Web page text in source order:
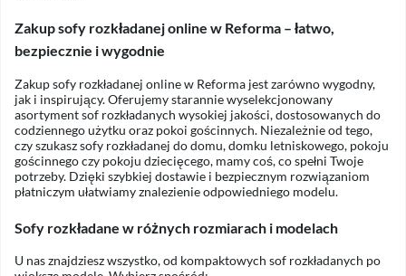
Zakup sofy rozkładanej online w Reforma – łatwo,
bezpiecznie i wygodnie
Zakup sofy rozkładanej online w Reforma jest zarówno wygodny,
jak i inspirujący. Oferujemy starannie wyselekcjonowany
asortyment sof rozkładanych wysokiej jakości, dostosowanych do
codziennego użytku oraz pokoi gościnnych. Niezależnie od tego,
czy szukasz sofy rozkładanej do domu, domku letniskowego, pokoju
gościnnego czy pokoju dziecięcego, mamy coś, co spełni Twoje
potrzeby. Dzięki szybkiej dostawie i bezpiecznym rozwiązaniom
płatniczym ułatwiamy znalezienie odpowiedniego modelu.
Sofy rozkładane w różnych rozmiarach i modelach
U nas znajdziesz wszystko, od kompaktowych sof rozkładanych po